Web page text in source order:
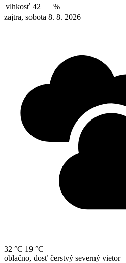
vlhkosť 42
%
zajtra, sobota 8. 8. 2026
32 °C 19 °C
oblačno, dosť čerstvý severný vietor